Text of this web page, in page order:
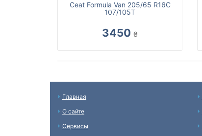
Ceat Formula Van 205/65 R16C
107/105T
3450 ₴
Главная
О сайте
Сервисы